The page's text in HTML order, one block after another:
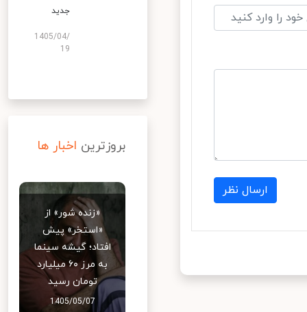
ارسال نظر
جدید
1405/04/
19
بروزترین اخبار ها
«زنده شور» از
«استخر» پیش
افتاد؛ گیشه سینما
به مرز ۶۰ میلیارد
تومان رسید
1405/05/07